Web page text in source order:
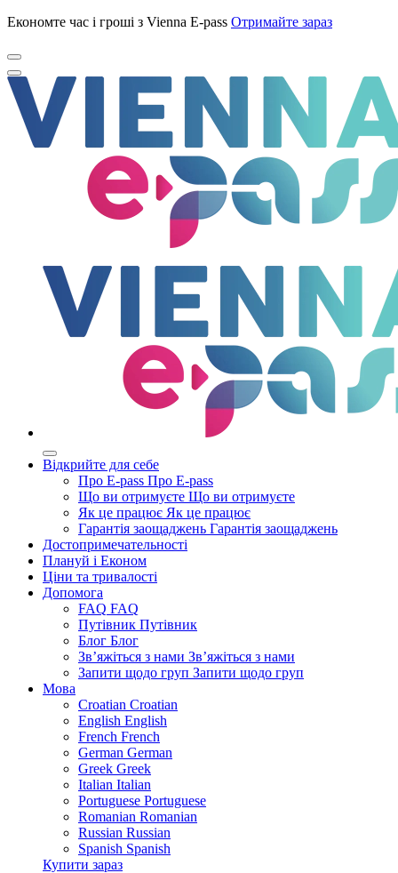
Економте час і гроші з Vienna E-pass Отримайте зараз
Відкрийте для себе
Про E-pass Про E-pass
Що ви отримуєте Що ви отримуєте
Як це працює Як це працює
Гарантія заощаджень Гарантія заощаджень
Достопримечательності
Плануй і Економ
Ціни та тривалості
Допомога
FAQ FAQ
Путівник Путівник
Блог Блог
Зв’яжіться з нами Зв’яжіться з нами
Запити щодо груп Запити щодо груп
Мова
Croatian Croatian
English English
French French
German German
Greek Greek
Italian Italian
Portuguese Portuguese
Romanian Romanian
Russian Russian
Spanish Spanish
Купити зараз